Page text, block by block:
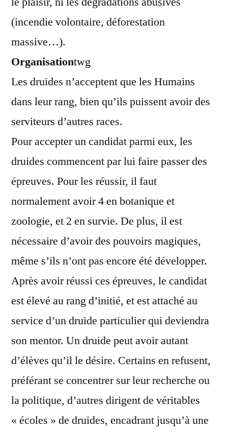
(incendie volontaire, déforestation
massive…).
Organisationtwg
Les druides n’acceptent que les Humains
dans leur rang, bien qu’ils puissent avoir des
serviteurs d’autres races.
Pour accepter un candidat parmi eux, les
druides commencent par lui faire passer des
épreuves. Pour les réussir, il faut
normalement avoir 4 en botanique et
zoologie, et 2 en survie. De plus, il est
nécessaire d’avoir des pouvoirs magiques,
même s’ils n’ont pas encore été développer.
Après avoir réussi ces épreuves, le candidat
est élevé au rang d’initié, et est attaché au
service d’un druide particulier qui deviendra
son mentor. Un druide peut avoir autant
d’élèves qu’il le désire. Certains en refusent,
préférant se concentrer sur leur recherche ou
la politique, d’autres dirigent de véritables
« écoles » de druides, encadrant jusqu’à une